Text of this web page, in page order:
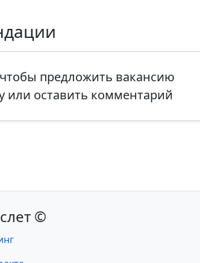
предложить вакансию
или оставить комментарий
©